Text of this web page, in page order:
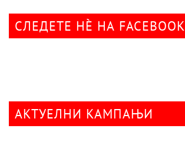
СЛЕДЕТЕ НÈ НА FACEBOOK
АКТУЕЛНИ КАМПАЊИ